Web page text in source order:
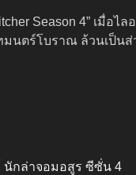
Season 4” เมื่
มนตร์โบราณ ล้วนเป็
นักล่าจอมอสูร ซีซั่น 4